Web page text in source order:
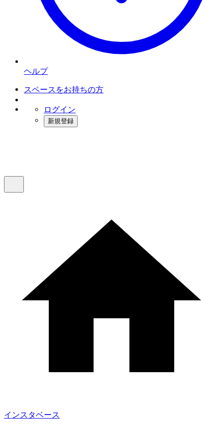
ヘルプ
スペースをお持ちの方
ログイン
新規登録
インスタベース